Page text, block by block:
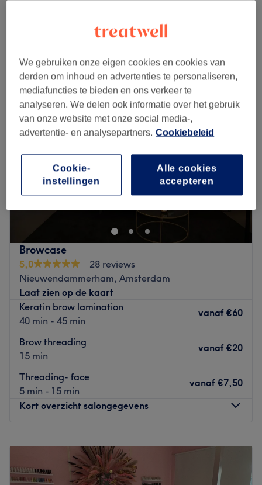
Kort overzicht salongegevens
Maandag 09:00–22:00
Dinsdag
09:00
Woensdag
09:00–22:00
Donderdag
09:00
Vrijdag
08:00–22:00
Zondag
09:00–20:00
Madamster is een salon waar zorg en comfort centraal
wellnesservaring te bieden.
Dichtstbijzijnde openbaar vervoer: Bushalte
Klaprozenweg en meerdere ponten op loopafstand.
Het team: Soraya zit al 10 jaar in het vak en doet er
alles aan om jou tevreden te stellen.
Wat we leuk vinden aan de salon:
Sfeer: De sfeer in de salon is knus, gezellig en
ontspannen.
Gespecialiseerd in: huidverbetering
Gebruikte merken en producten: Image Skincare.
Browcase
5,0
28 reviews
Nieuwendammerham, Amsterdam
Laat zien op de kaart
Keratin brow lamination
40 min - 45 min
vanaf €60
Brow threading
15 min
vanaf €20
Threading- face
5 min - 15 min
vanaf €7,50
Kort overzicht salongegevens
Woensdag
19:00
Donderdag
19:00
We gebruiken onze eigen cookies en cookies van
derden om inhoud en advertenties te personaliseren,
mediafuncties te bieden en ons verkeer te
analyseren. We delen ook informatie over het gebruik
van onze website met onze social media-,
advertentie- en analysepartners. Cookiebeleid
Alle cookies
accepteren
Cookie-
instellingen